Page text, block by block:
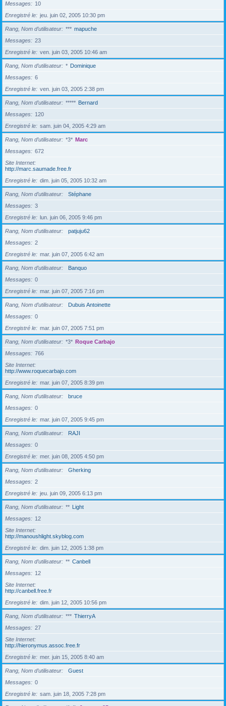
Messages
10
Enregistré le
jeu. juin 02, 2005 10:30 pm
Rang, Nom d’utilisateur *** mapuche
Messages
23
Enregistré le
ven. juin 03, 2005 10:46 am
Rang, Nom d’utilisateur * Dominique
Messages
6
Enregistré le
ven. juin 03, 2005 2:38 pm
Rang, Nom d’utilisateur ***** Bernard
Messages
120
Enregistré le
sam. juin 04, 2005 4:29 am
Rang, Nom d’utilisateur *3* Marc
Messages
672
Site Internet
http://marc.saumade.free.fr
Enregistré le
dim. juin 05, 2005 10:32 am
Rang, Nom d’utilisateur
Stéphane
Messages
3
Enregistré le
lun. juin 06, 2005 9:46 pm
Rang, Nom d’utilisateur
patjuju62
Messages
2
Enregistré le
mar. juin 07, 2005 6:42 am
Rang, Nom d’utilisateur
Banquo
Messages
0
Enregistré le
mar. juin 07, 2005 7:16 pm
Rang, Nom d’utilisateur
Dubuis Antoinette
Messages
0
Enregistré le
mar. juin 07, 2005 7:51 pm
Rang, Nom d’utilisateur *3* Roque Carbajo
Messages
766
Site Internet
http://www.roquecarbajo.com
Enregistré le
mar. juin 07, 2005 8:39 pm
Rang, Nom d’utilisateur
bruce
Messages
0
Enregistré le
mar. juin 07, 2005 9:45 pm
Rang, Nom d’utilisateur
RAJI
Messages
0
Enregistré le
mer. juin 08, 2005 4:50 pm
Rang, Nom d’utilisateur
Gherking
Messages
2
Enregistré le
jeu. juin 09, 2005 6:13 pm
Rang, Nom d’utilisateur ** Light
Messages
12
Site Internet
http://manoushlight.skyblog.com
Enregistré le
dim. juin 12, 2005 1:38 pm
Rang, Nom d’utilisateur ** Canbell
Messages
12
Site Internet
http://canbell.free.fr
Enregistré le
dim. juin 12, 2005 10:56 pm
Rang, Nom d’utilisateur *** ThierryA
Messages
27
Site Internet
http://hieronymus.assoc.free.fr
Enregistré le
mer. juin 15, 2005 8:40 am
Rang, Nom d’utilisateur
Guest
Messages
0
Enregistré le
sam. juin 18, 2005 7:28 pm